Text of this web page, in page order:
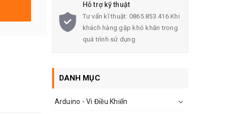
Hỗ trợ kỹ thuật
Tư vấn kĩ thuật: 0865.853.416 Khi
khách hàng gặp khó khăn trong
quá trình sử dụng
DANH MỤC
Arduino - Vi Điều Khiển